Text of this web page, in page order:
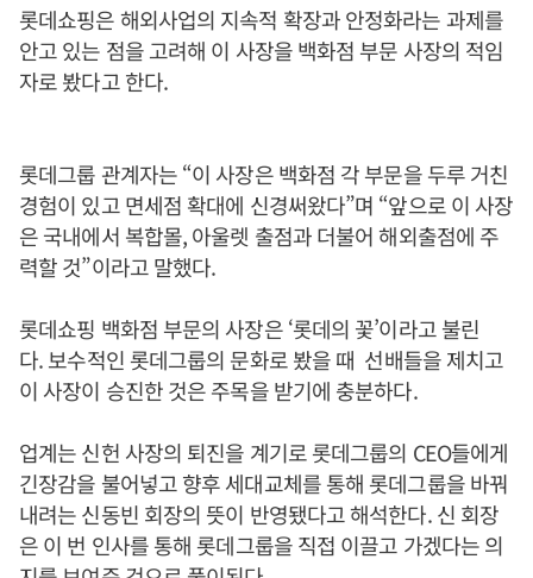
롯데쇼핑은 해외사업의 지속적 확장과 안정화라는 과제를
안고 있는 점을 고려해 이 사장을 백화점 부문 사장의 적임
자로 봤다고 한다.
롯데그룹 관계자는 “이 사장은 백화점 각 부문을 두루 거친
경험이 있고 면세점 확대에 신경써왔다”며 “앞으로 이 사장
은 국내에서 복합몰, 아울렛 출점과 더불어 해외출점에 주
력할 것”이라고 말했다.
롯데쇼핑 백화점 부문의 사장은 ‘롯데의 꽃’이라고 불린
다. 보수적인 롯데그룹의 문화로 봤을 때 선배들을 제치고
이 사장이 승진한 것은 주목을 받기에 충분하다.
업계는 신헌 사장의 퇴진을 계기로 롯데그룹의 CEO들에게
긴장감을 불어넣고 향후 세대교체를 통해 롯데그룹을 바꿔
내려는 신동빈 회장의 뜻이 반영됐다고 해석한다. 신 회장
은 이 번 인사를 통해 롯데그룹을 직접 이끌고 가겠다는 의